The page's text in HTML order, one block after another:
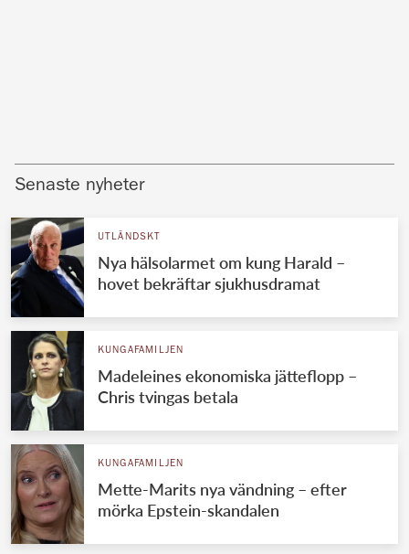
Senaste nyheter
UTLÄNDSKT
Nya hälsolarmet om kung Harald –
hovet bekräftar sjukhusdramat
KUNGAFAMILJEN
Madeleines ekonomiska jätteflopp –
Chris tvingas betala
KUNGAFAMILJEN
Mette-Marits nya vändning – efter
mörka Epstein-skandalen